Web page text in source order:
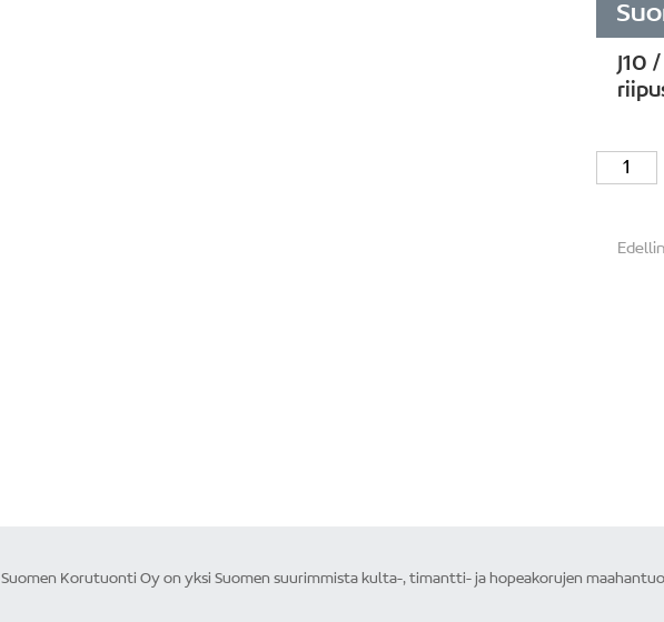
J10
Suomen Korutuonti Oy on yksi Suomen suurimmista kulta-, timantti- ja hopeakorujen